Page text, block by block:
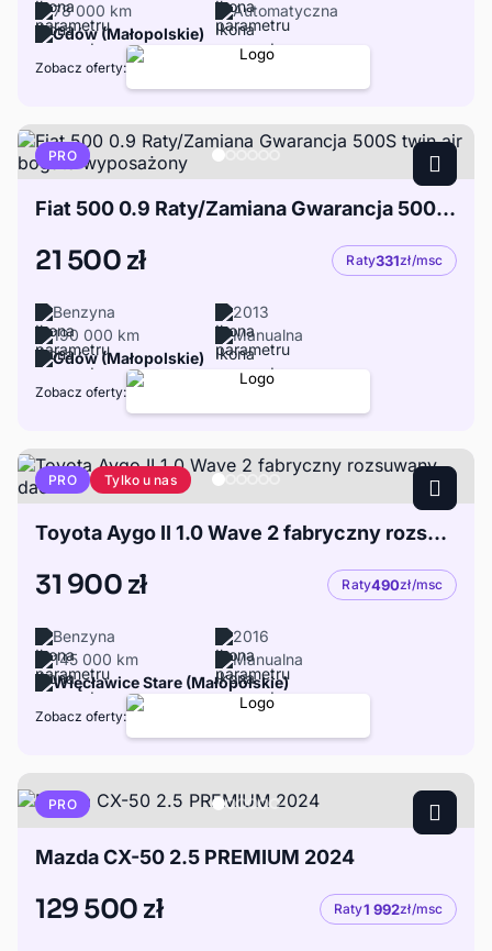
78 000 km
Automatyczna
Gdów (Małopolskie)
Zobacz oferty:
PRO
Fiat 500 0.9 Raty/Zamiana Gwarancja 500S twin air bogato wyposażony
21 500 zł Raty331zł/msc
Benzyna
2013
190 000 km
Manualna
Gdów (Małopolskie)
Zobacz oferty:
PRO Tylko u nas
Toyota Aygo II 1.0 Wave 2 fabryczny rozsuwany dach
31 900 zł Raty490zł/msc
Benzyna
2016
145 000 km
Manualna
Więcławice Stare (Małopolskie)
Zobacz oferty:
PRO
Mazda CX-50 2.5 PREMIUM 2024
129 500 zł Raty1 992zł/msc